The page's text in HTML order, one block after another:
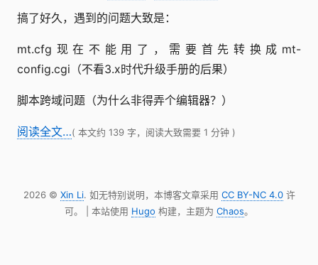
搞了好久，遇到的问题大致是：
mt.cfg现在不能用了，需要首先转换成mt-
config.cgi（不看3.x时代升级手册的后果）
脚本跨域问题（为什么非得弄个编辑器？）
阅读全文…( 本文约 139 字，阅读大致需要 1 分钟 )
2026 © Xin Li. 如无特别说明，本博客文章采用 CC BY-NC 4.0许
可。 | 本站使用 Hugo 构建，主题为 Chaos。